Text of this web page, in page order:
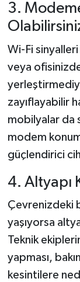
3.
Wi-Fi
veya
zayıflayabilir
mobilyalar da
modem
güçlendirici
4. Altyapı
Çevrenizdeki
yaşıyorsa
Teknik
yapması,
kesintilere